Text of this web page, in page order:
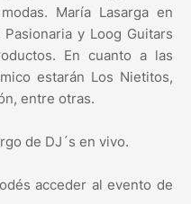
María Lasarga en
y Loog Guitars
En cuanto a las
estarán Los Nietitos,
entre otras.
de DJ´s en vivo.
acceder al evento de